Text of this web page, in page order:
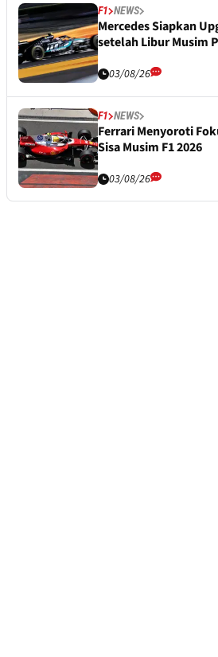
F1 NEWS
Mercedes Siapkan
setelah Libur Musim
03/08/26
F1 NEWS
Ferrari Menyoroti
Sisa Musim F1 2026
03/08/26